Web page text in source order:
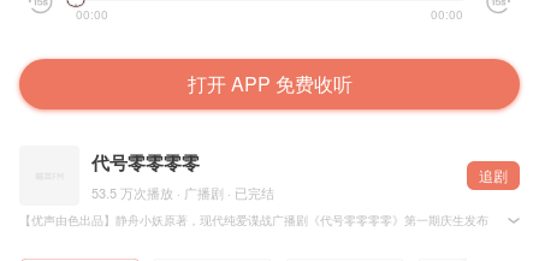
00:00 00:00
打开 APP 免费收听
代号零零零零
53.5 万次播放 · 广播剧 · 已完结
追剧
【优声由色出品】静舟小妖原著，现代纯爱谍战广播剧《代号零零零零》第一期庆生发布！